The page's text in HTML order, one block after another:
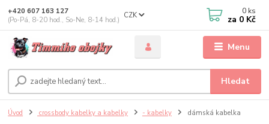
Menu
CZK
Hledat
+420 607 163 127
(Po-Pá, 8-20 hod., So-Ne, 8-14 hod.)
0 ks
za 0 Kč
Úvod crossbody kabelky a kabelky - kabelky dámská kabelka